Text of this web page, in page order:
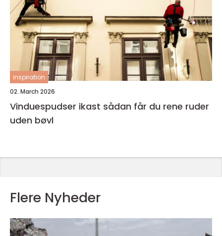
inspiration
02. March 2026
Vinduespudser ikast sådan får du rene ruder
uden bøvl
Flere Nyheder